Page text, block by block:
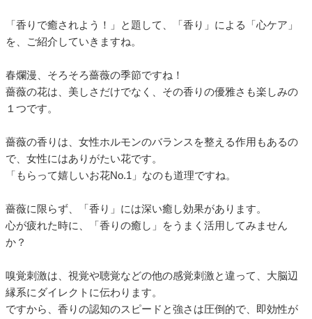
「香りで癒されよう！」と題して、「香り」による「心ケア」
を、ご紹介していきますね。
春爛漫、そろそろ薔薇の季節ですね！
薔薇の花は、美しさだけでなく、その香りの優雅さも楽しみの
１つです。
薔薇の香りは、女性ホルモンのバランスを整える作用もあるの
で、女性にはありがたい花です。
「もらって嬉しいお花No.1」なのも道理ですね。
薔薇に限らず、「香り」には深い癒し効果があります。
心が疲れた時に、「香りの癒し」をうまく活用してみません
か？
嗅覚刺激は、視覚や聴覚などの他の感覚刺激と違って、大脳辺
縁系にダイレクトに伝わります。
ですから、香りの認知のスピードと強さは圧倒的で、即効性が